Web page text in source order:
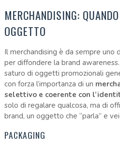
MERCHANDISING:
OGGETTO
Il merchandising è da sempre
per diffondere la brand
saturo di oggetti promozionali
con forza l’importanza di un
selettivo e coerente con
solo di regalare qualcosa, ma di
brand, un oggetto che “parla” e
PACKAGING